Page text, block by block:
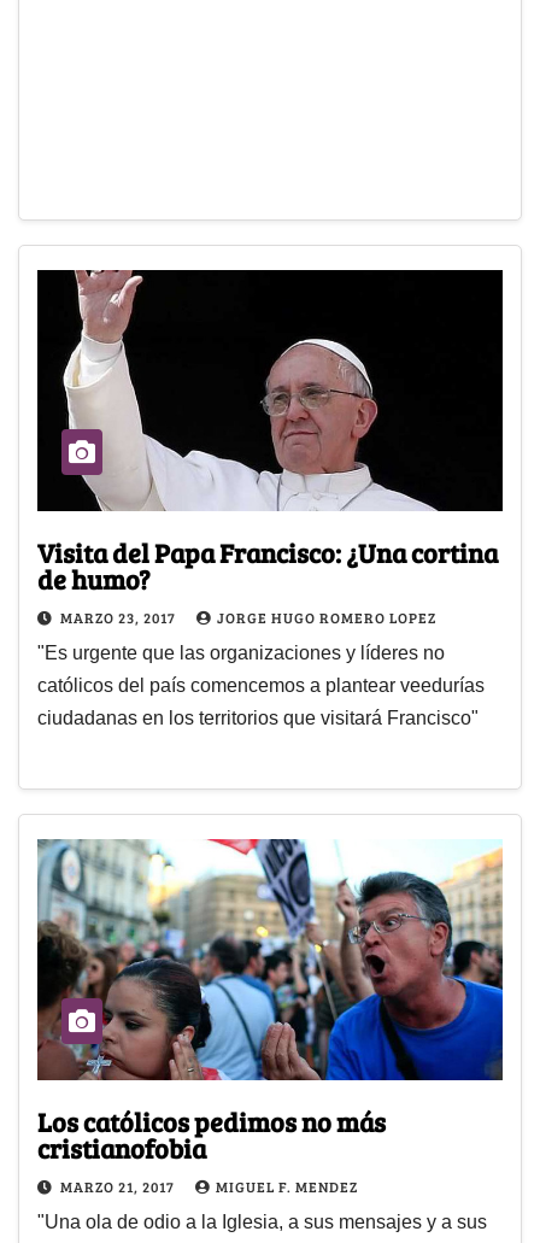
Visita del Papa Francisco: ¿Una cortina
de humo?
MARZO 23, 2017 JORGE HUGO ROMERO LOPEZ
"Es urgente que las organizaciones y líderes no
católicos del país comencemos a plantear veedurías
ciudadanas en los territorios que visitará Francisco"
Los católicos pedimos no más
cristianofobia
MARZO 21, 2017 MIGUEL F. MENDEZ
"Una ola de odio a la Iglesia, a sus mensajes y a sus